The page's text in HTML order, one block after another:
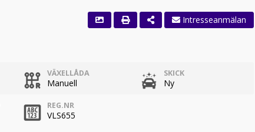
Intresseanmälan
VÄXELLÅDA
Manuell
SKICK
Ny
REG.NR
VLS655